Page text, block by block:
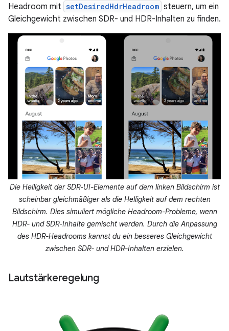
Headroom mit setDesiredHdrHeadroom steuern, um ein
Gleichgewicht zwischen SDR- und HDR-Inhalten zu finden.
Die Helligkeit der SDR-UI-Elemente auf dem linken Bildschirm ist
scheinbar gleichmäßiger als die Helligkeit auf dem rechten
Bildschirm. Dies simuliert mögliche Headroom-Probleme, wenn
HDR- und SDR-Inhalte gemischt werden. Durch die Anpassung
des HDR-Headrooms kannst du ein besseres Gleichgewicht
zwischen SDR- und HDR-Inhalten erzielen.
Lautstärkeregelung